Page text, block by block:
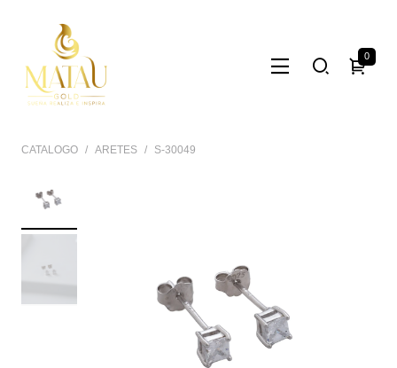
0
CATALOGO ARETES S-30049